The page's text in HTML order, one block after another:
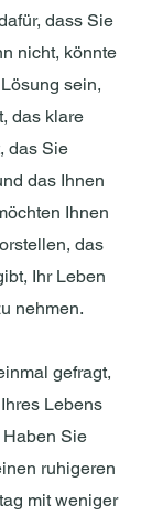
dass Sie
nicht, könnte
sein,
das klare
das Sie
das Ihnen
Ihnen
das
Ihr Leben
nehmen.
gefragt,
Lebens
Sie
ruhigeren
mit weniger